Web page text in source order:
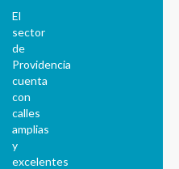
El
sector
de
Providencia
cuenta
con
calles
amplias
y
excelentes